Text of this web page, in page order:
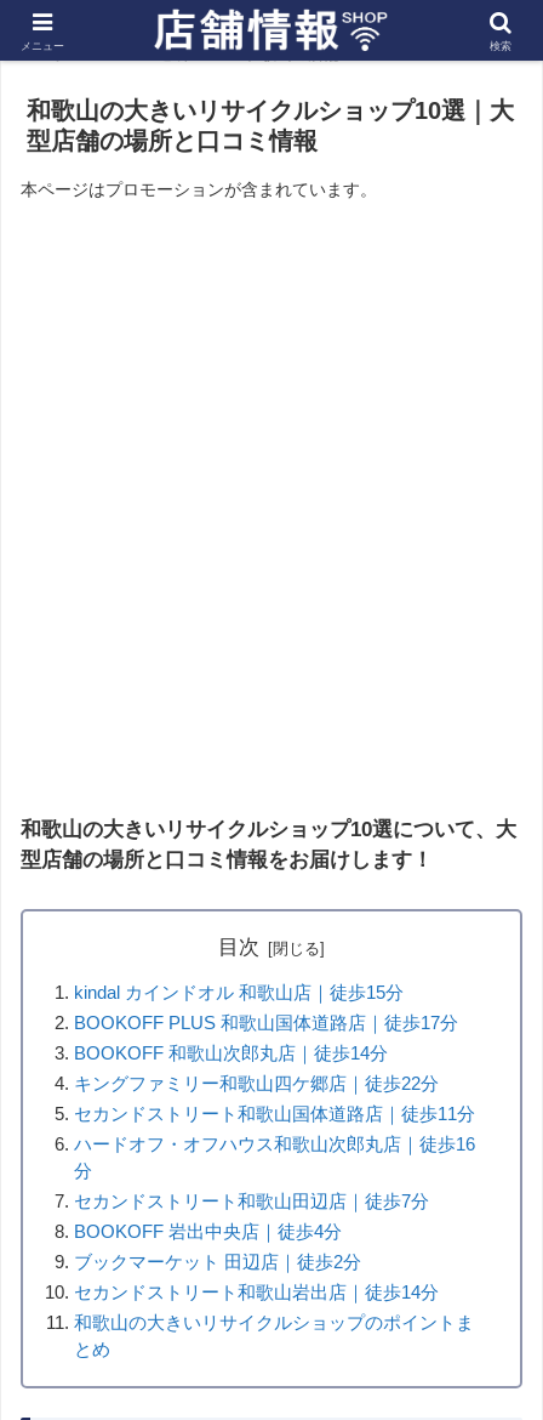
ホーム 近畿 和歌山の店舗
和歌山の大きいリサイクルショップ10選｜大
型店舗の場所と口コミ情報
本ページはプロモーションが含まれています。
和歌山の大きいリサイクルショップ10選について、大
型店舗の場所と口コミ情報をお届けします！
目次
kindal カインドオル 和歌山店｜徒歩15分
BOOKOFF PLUS 和歌山国体道路店｜徒歩17分
BOOKOFF 和歌山次郎丸店｜徒歩14分
キングファミリー和歌山四ケ郷店｜徒歩22分
セカンドストリート和歌山国体道路店｜徒歩11分
ハードオフ・オフハウス和歌山次郎丸店｜徒歩16
分
セカンドストリート和歌山田辺店｜徒歩7分
BOOKOFF 岩出中央店｜徒歩4分
ブックマーケット 田辺店｜徒歩2分
セカンドストリート和歌山岩出店｜徒歩14分
和歌山の大きいリサイクルショップのポイントま
とめ
メニュー 検索